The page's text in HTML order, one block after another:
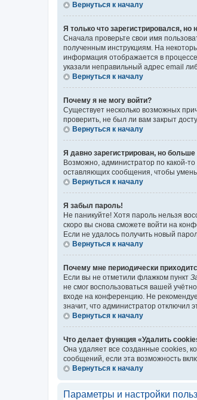
Вернуться к началу
Я только что зарегистрировался, но
Сначала проверьте свои имя
полученным инструкциям. На
информация отображается в
указали неправильный адрес email
Вернуться к началу
Почему я не могу войти?
Существует несколько возможных
проверить, не был ли вам закрыт
Вернуться к началу
Я давно зарегистрирован, но больше
Возможно, администратор по какой-
оставляющих сообщения, чтобы
Вернуться к началу
Я забыл пароль!
Не паникуйте! Хотя пароль нельзя
скоро вы снова сможете войти на
Если не удалось получить новый
Вернуться к началу
Почему мне периодически
Если вы не отметили флажком пункт
не смог воспользоваться вашей
входе на конференцию. Не
значит, что администратор отключил
Вернуться к началу
Что делает функция «Удалить
Она удаляет все созданные cookies,
сообщений, если эта возможность
Вернуться к началу
Параметры и настройки